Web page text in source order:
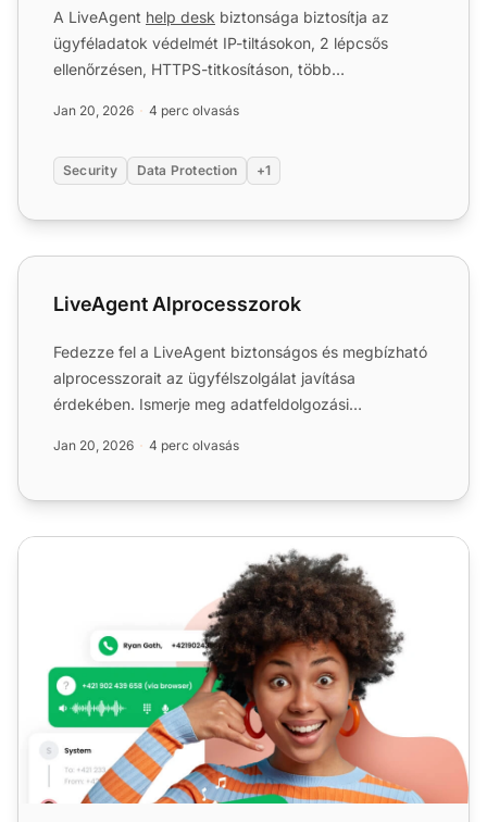
A LiveAgent help desk biztonsága biztosítja az
ügyféladatok védelmét IP-tiltásokon, 2 lépcsős
ellenőrzésen, HTTPS-titkosításon, több
Jan 20, 2026 4 perc olvasás
Security Data Protection +1
LiveAgent Alprocesszorok
LiveAgent Alprocesszorok
Fedezze fel a LiveAgent biztonságos és megbízható
alprocesszorait az ügyfélszolgálat javítása
érdekében. Ismerje meg adatfeldolgozási
Jan 20, 2026 4 perc olvasás
Call Center Alternatívák - Miért a LiveAgent a legjobb